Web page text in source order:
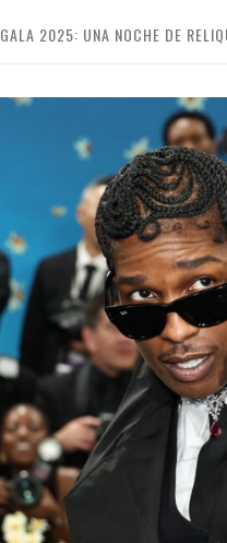
2025: UNA NOCHE DE